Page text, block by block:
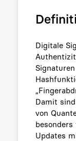
Digitale
Damit
von
Updates